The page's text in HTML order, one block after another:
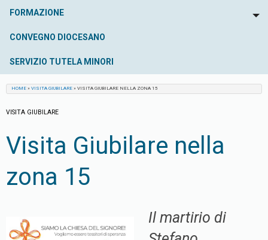
FORMAZIONE
CONVEGNO DIOCESANO
SERVIZIO TUTELA MINORI
HOME » VISITA GIUBILARE » VISITA GIUBILARE NELLA ZONA 15
VISITA GIUBILARE
Visita Giubilare nella
zona 15
Il martirio di